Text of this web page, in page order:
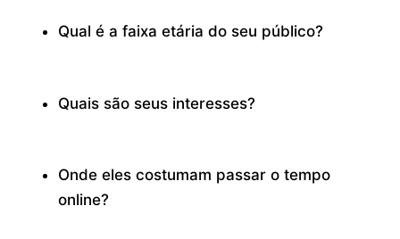
Qual é a faixa etária do seu público?
Quais são seus interesses?
Onde eles costumam passar o tempo
online?